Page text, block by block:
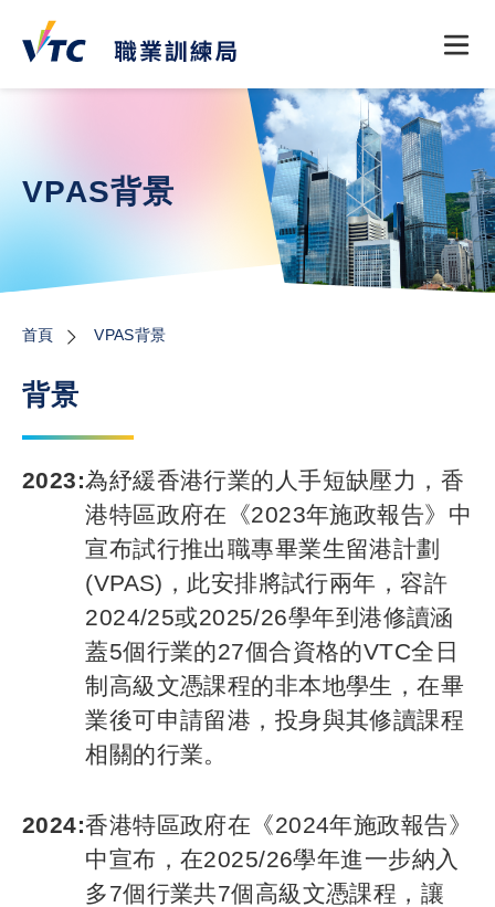
導航連結
首頁 VPAS背景
VPAS背景
背景
2023:為紓緩香港行業的人手短缺壓力，香
港特區政府在《2023年施政報告》中
宣布試行推出職專畢業生留港計劃
(VPAS)，此安排將試行兩年，容許
2024/25或2025/26學年到港修讀涵
蓋5個行業的27個合資格的VTC全日
制高級文憑課程的非本地學生，在畢
業後可申請留港，投身與其修讀課程
相關的行業。
2024:香港特區政府在《2024年施政報告》
中宣布，在2025/26學年進一步納入
多7個行業共7個高級文憑課程，讓